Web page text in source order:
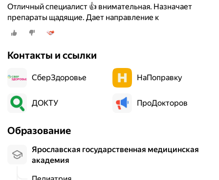
Отличный специалист 👍 внимательная. Назначает
препараты щадящие. Дает направление к
Контакты и ссылки
СберЗдоровье НаПоправку
ДОКТУ ПроДокторов
Образование
Ярославская государственная медицинская
академия